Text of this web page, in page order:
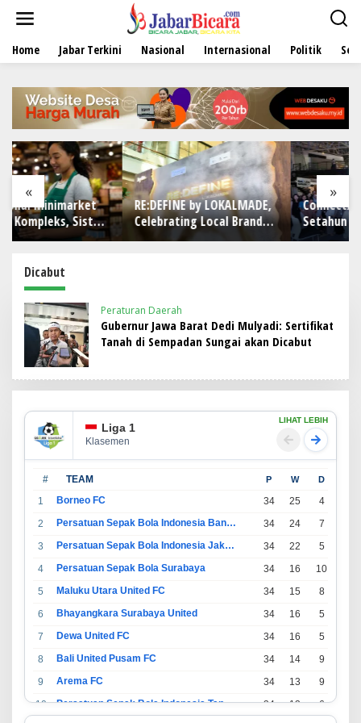
t
Home Jabar Terkini Nasional Internasional Politik
« »
RE:DEFINE by LOKALMADE,
Celebrating Local Brands
in PIK Avenue
ConnectX Rayakan
Setahun Perjalanan
Bangun Ekosistem Lewat
Dicabut
Peraturan Daerah
Gubernur Jawa Barat Dedi Mulyadi: Sertifikat
Tanah di Sempadan Sungai akan Dicabut
Liga 1
Klasemen
LIHAT LEBIH
# TEAM P W D
1 Borneo FC 34 25 4
2
Persatuan Sepak Bola Indonesia Bandung 34 24 7
3
Persatuan Sepak Bola Indonesia Jakarta 34 22 5
4
Persatuan Sepak Bola Surabaya 34 16 10
5
Maluku Utara United FC 34 15 8
6
Bhayangkara Surabaya United 34 16 5
7
Dewa United FC 34 16 5
8
Bali United Pusam FC 34 14 9
9
Arema FC 34 13 9
10
Persatuan Sepak Bola Indonesia Tangerang 34 13 6